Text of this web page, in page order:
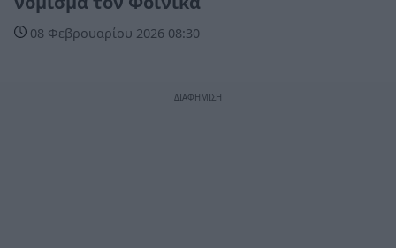
08 Φεβρουαρίου 2026 08:30